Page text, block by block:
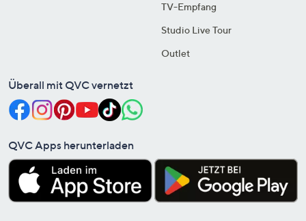
TV-Empfang
Studio Live Tour
Outlet
Überall mit QVC vernetzt
QVC Apps herunterladen